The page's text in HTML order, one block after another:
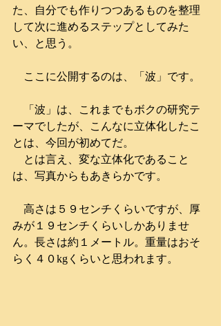
た、自分でも作りつつあるものを整理
して次に進めるステップとしてみた
い、と思う。
ここに公開するのは、「波」です。
「波」は、これまでもボクの研究テ
ーマでしたが、こんなに立体化したこ
とは、今回が初めてだ。
とは言え、変な立体化であること
は、写真からもあきらかです。
高さは５９センチくらいですが、厚
みが１９センチくらいしかありませ
ん。長さは約１メートル。重量はおそ
らく４０kgくらいと思われます。